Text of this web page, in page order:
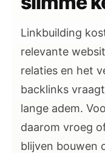
Linkbuilding
relevante
relaties en het
backlinks
lange adem.
daarom vroeg
blijven bouwen